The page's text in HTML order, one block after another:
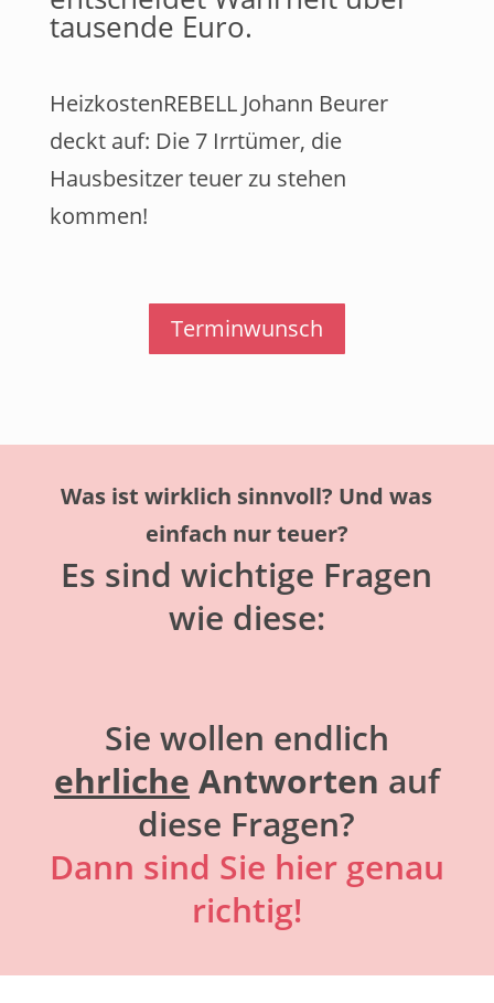
tausende Euro.
HeizkostenREBELL Johann Beurer
deckt auf: Die 7 Irrtümer, die
Hausbesitzer teuer zu stehen
kommen!
Terminwunsch
Was ist wirklich sinnvoll? Und was
einfach nur teuer?
Es sind wichtige Fragen
wie diese:
Sie wollen endlich
ehrliche Antworten auf
diese Fragen?
Dann sind Sie hier genau
richtig!